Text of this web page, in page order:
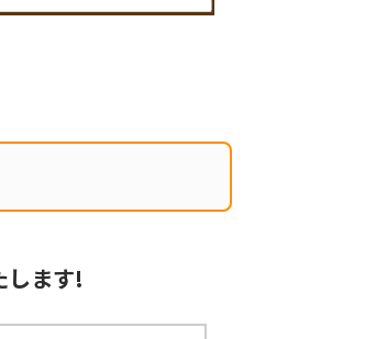
します!